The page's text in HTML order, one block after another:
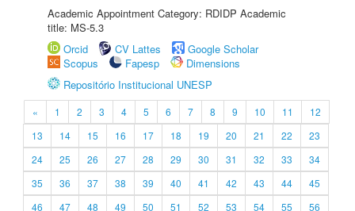
Academic Appointment Category: RDIDP Academic
title: MS-5.3
Orcid
CV Lattes
Google Scholar
Scopus
Fapesp
Dimensions
Repositório Institucional UNESP
« 1 2 3 4 5 6 7 8 9 10 11
12
13
14 15 16 17 18 19 20 21 22
23
24
25 26 27 28 29 30 31 32 33
34
35
36 37 38 39 40 41 42 43 44
45
46
47 48 49 50 51 52 53 54 55
56